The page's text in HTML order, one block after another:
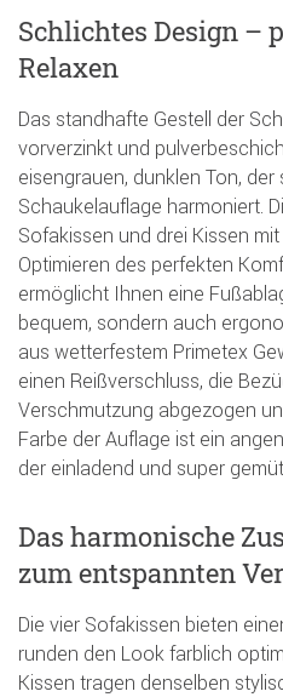
Schlichtes Design –
Relaxen
Das standhafte Gestell der
vorverzinkt und
eisengrauen, dunklen Ton,
Schaukelauflage harmoniert.
Sofakissen und drei Kissen
Optimieren des perfekten
ermöglicht Ihnen eine
bequem, sondern auch
aus wetterfestem Primetex
einen Reißverschluss, die
Verschmutzung abgezogen
Farbe der Auflage ist ein
der einladend und super
Das harmonische
zum entspannten
Die vier Sofakissen bieten
runden den Look farblich
Kissen tragen denselben